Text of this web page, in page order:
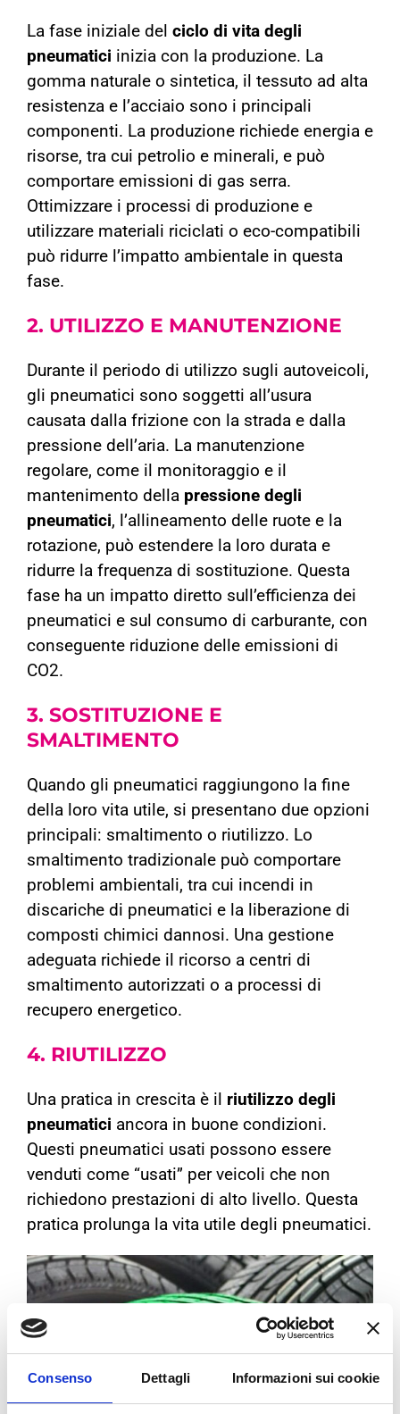
Consenso Dettagli Informazioni sui cookie
La fase iniziale del ciclo di vita degli
pneumatici inizia con la produzione. La
gomma naturale o sintetica, il tessuto ad alta
resistenza e l’acciaio sono i principali
componenti. La produzione richiede energia e
risorse, tra cui petrolio e minerali, e può
comportare emissioni di gas serra.
Ottimizzare i processi di produzione e
utilizzare materiali riciclati o eco-compatibili
può ridurre l’impatto ambientale in questa
fase.
2. UTILIZZO E MANUTENZIONE
Durante il periodo di utilizzo sugli autoveicoli,
gli pneumatici sono soggetti all’usura
causata dalla frizione con la strada e dalla
pressione dell’aria. La manutenzione
regolare, come il monitoraggio e il
mantenimento della pressione degli
pneumatici, l’allineamento delle ruote e la
rotazione, può estendere la loro durata e
ridurre la frequenza di sostituzione. Questa
fase ha un impatto diretto sull’efficienza dei
pneumatici e sul consumo di carburante, con
conseguente riduzione delle emissioni di
CO2.
3. SOSTITUZIONE E
SMALTIMENTO
Quando gli pneumatici raggiungono la fine
della loro vita utile, si presentano due opzioni
principali: smaltimento o riutilizzo. Lo
smaltimento tradizionale può comportare
problemi ambientali, tra cui incendi in
discariche di pneumatici e la liberazione di
composti chimici dannosi. Una gestione
adeguata richiede il ricorso a centri di
smaltimento autorizzati o a processi di
recupero energetico.
4. RIUTILIZZO
Una pratica in crescita è il riutilizzo degli
pneumatici ancora in buone condizioni.
Questi pneumatici usati possono essere
venduti come “usati” per veicoli che non
richiedono prestazioni di alto livello. Questa
pratica prolunga la vita utile degli pneumatici.